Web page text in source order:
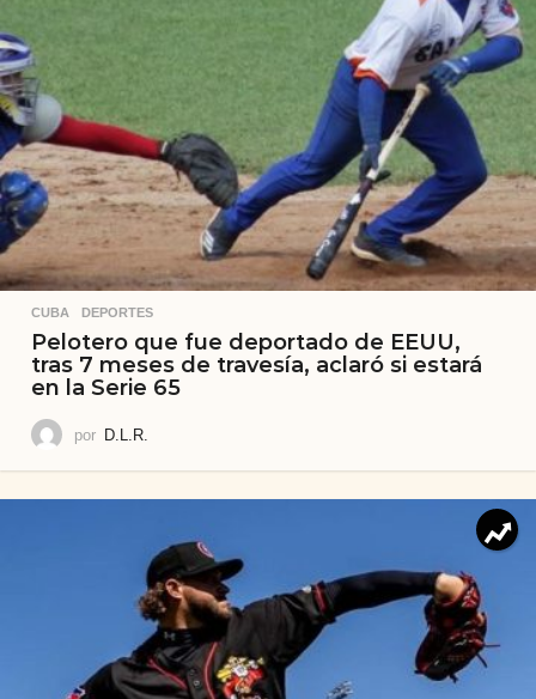
CUBA ,DEPORTES
Pelotero que fue deportado de EEUU,
tras 7 meses de travesía, aclaró si estará
en la Serie 65
por D.L.R.